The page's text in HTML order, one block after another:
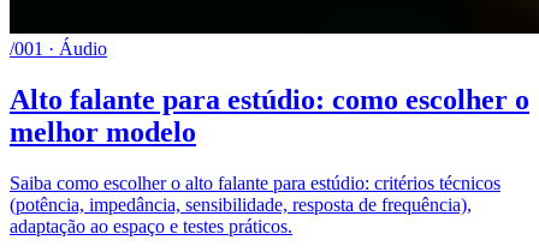
/001 · Áudio
Alto falante para estúdio: como escolher o
melhor modelo
Saiba como escolher o alto falante para estúdio: critérios técnicos
(potência, impedância, sensibilidade, resposta de frequência),
adaptação ao espaço e testes práticos.